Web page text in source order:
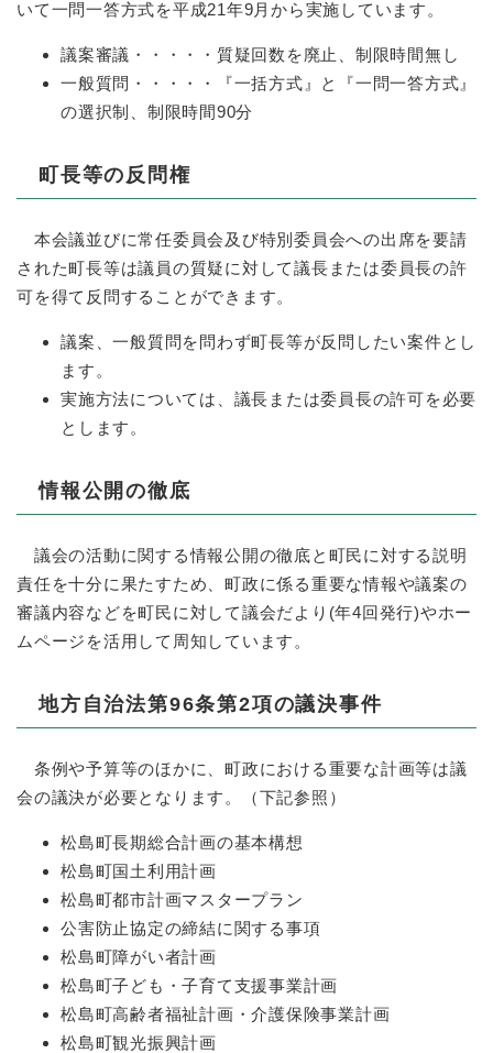
いて一問一答方式を平成21年9月から実施しています。
議案審議・・・・・質疑回数を廃止、制限時間無し
一般質問・・・・・『一括方式』と『一問一答方式』
の選択制、制限時間90分
町長等の反問権
本会議並びに常任委員会及び特別委員会への出席を要請
された町長等は議員の質疑に対して議長または委員長の許
可を得て反問することができます。
議案、一般質問を問わず町長等が反問したい案件とし
ます。
実施方法については、議長または委員長の許可を必要
とします。
情報公開の徹底
議会の活動に関する情報公開の徹底と町民に対する説明
責任を十分に果たすため、町政に係る重要な情報や議案の
審議内容などを町民に対して議会だより(年4回発行)やホー
ムページを活用して周知しています。
地方自治法第96条第2項の議決事件
条例や予算等のほかに、町政における重要な計画等は議
会の議決が必要となります。（下記参照）
松島町長期総合計画の基本構想
松島町国土利用計画
松島町都市計画マスタープラン
公害防止協定の締結に関する事項
松島町障がい者計画
松島町子ども・子育て支援事業計画
松島町高齢者福祉計画・介護保険事業計画
松島町観光振興計画